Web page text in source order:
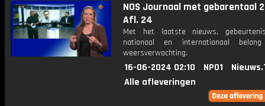
NOS Journaal met gebarentaal
Afl. 24
Met het laatste nieuws,
nationaal en internationaal
weersverwachting.
16-06-2024 02:10 NPO1
Alle afleveringen